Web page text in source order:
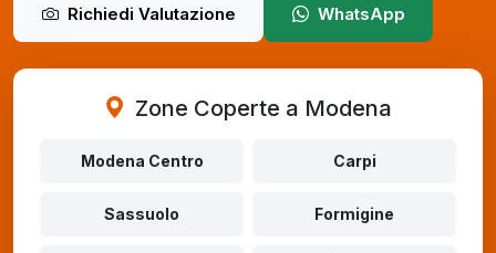
Richiedi Valutazione WhatsApp
Zone Coperte a Modena
Modena Centro Carpi
Sassuolo Formigine